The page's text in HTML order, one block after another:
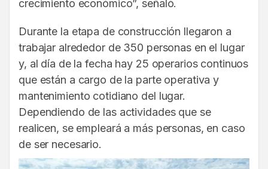
crecimiento económico”, señaló.
Durante la etapa de construcción llegaron a
trabajar alrededor de 350 personas en el lugar
y, al día de la fecha hay 25 operarios continuos
que están a cargo de la parte operativa y
mantenimiento cotidiano del lugar.
Dependiendo de las actividades que se
realicen, se empleará a más personas, en caso
de ser necesario.